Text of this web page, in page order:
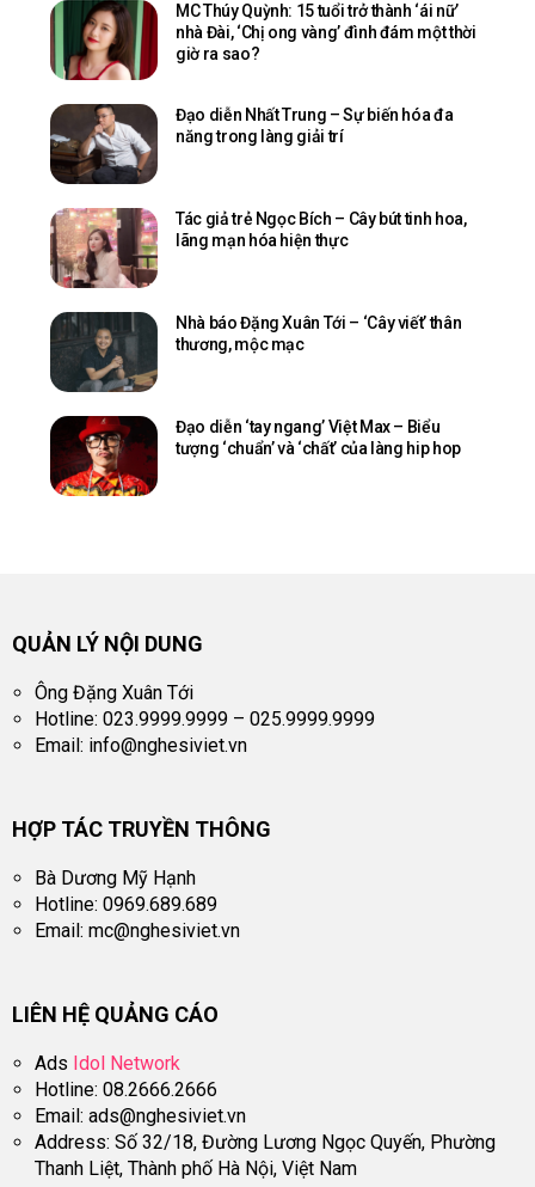
MC Thúy Quỳnh: 15 tuổi trở thành ‘ái nữ’
nhà Đài, ‘Chị ong vàng’ đình đám một thời
giờ ra sao?
Đạo diễn Nhất Trung – Sự biến hóa đa
năng trong làng giải trí
Tác giả trẻ Ngọc Bích – Cây bút tinh hoa,
lãng mạn hóa hiện thực
Nhà báo Đặng Xuân Tới – ‘Cây viết’ thân
thương, mộc mạc
Đạo diễn ‘tay ngang’ Việt Max – Biểu
tượng ‘chuẩn’ và ‘chất’ của làng hip hop
QUẢN LÝ NỘI DUNG
Ông Đặng Xuân Tới
Hotline: 023.9999.9999 – 025.9999.9999
Email: info@nghesiviet.vn
HỢP TÁC TRUYỀN THÔNG
Bà Dương Mỹ Hạnh
Hotline: 0969.689.689
Email:mc@nghesiviet.vn
LIÊN HỆ QUẢNG CÁO
Ads Idol Network
Hotline: 08.2666.2666
Email:ads@nghesiviet.vn
Address: Số 32/18, Đường Lương Ngọc Quyến, Phường
Thanh Liệt, Thành phố Hà Nội, Việt Nam